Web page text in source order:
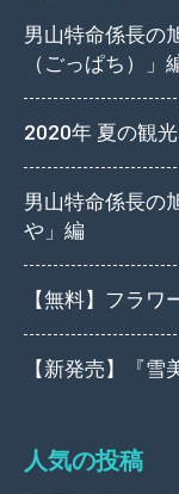
男山特命係長の
（ごっぱち）」
2020年 夏の観
男山特命係長の
や」編
【無料】フラワ
【新発売】『
人気の投稿